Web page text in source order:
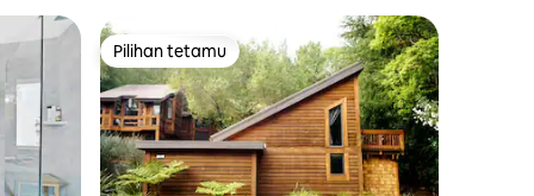
Pilihan tetamu
Pilihan tetamu